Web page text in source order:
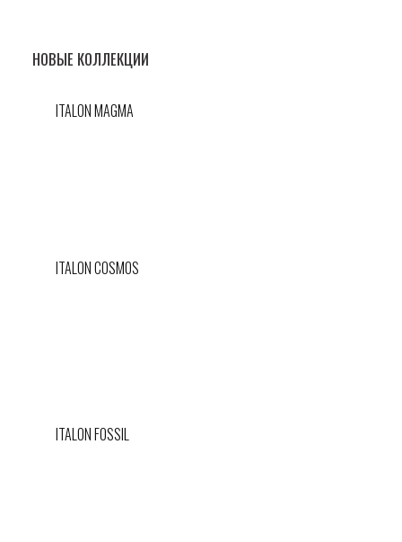
НОВЫЕ КОЛЛЕКЦИИ
ITALON MAGMA
ITALON COSMOS
ITALON FOSSIL